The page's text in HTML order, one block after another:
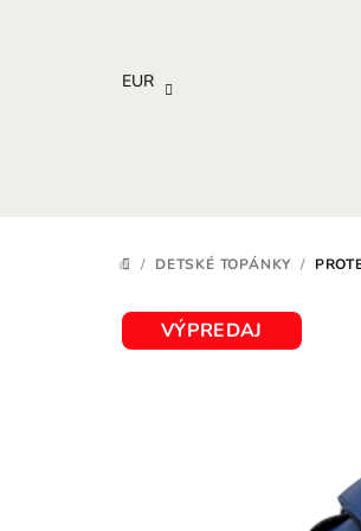
EUR
DOMOV
/ DETSKÉ TOPÁNKY /
VÝPREDAJ